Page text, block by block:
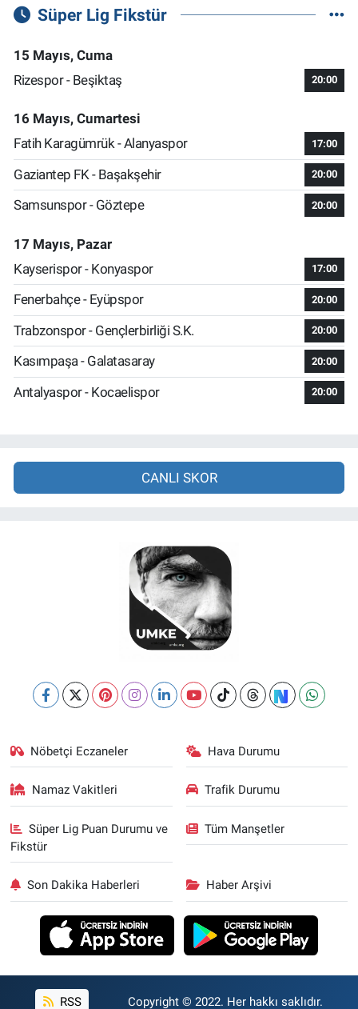
Süper Lig Fikstür
15 Mayıs, Cuma
Rizespor - Beşiktaş
20:00
16 Mayıs, Cumartesi
Fatih Karagümrük - Alanyaspor
17:00
Gaziantep FK - Başakşehir 20:00
Samsunspor - Göztepe 20:00
17 Mayıs, Pazar
Kayserispor - Konyaspor
17:00
Fenerbahçe - Eyüpspor 20:00
Trabzonspor - Gençlerbirliği S.K. 20:00
Kasımpaşa - Galatasaray 20:00
Antalyaspor - Kocaelispor 20:00
CANLI SKOR
Nöbetçi Eczaneler Hava Durumu
Namaz Vakitleri Trafik Durumu
Süper Lig Puan Durumu ve
Fikstür
Tüm Manşetler
Son Dakika Haberleri Haber Arşivi
RSS Copyright © 2022. Her hakkı saklıdır.